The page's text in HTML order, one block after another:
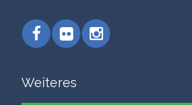
Weiteres